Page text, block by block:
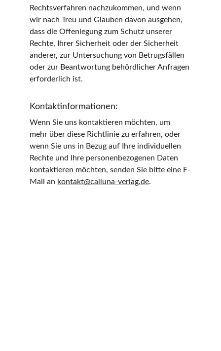
Rechtsverfahren nachzukommen, und wenn
wir nach Treu und Glauben davon ausgehen,
dass die Offenlegung zum Schutz unserer
Rechte, Ihrer Sicherheit oder der Sicherheit
anderer, zur Untersuchung von Betrugsfällen
oder zur Beantwortung behördlicher Anfragen
erforderlich ist.
Kontaktinformationen:
Wenn Sie uns kontaktieren möchten, um
mehr über diese Richtlinie zu erfahren, oder
wenn Sie uns in Bezug auf Ihre individuellen
Rechte und Ihre personenbezogenen Daten
kontaktieren möchten, senden Sie bitte eine E-
Mail an kontakt@calluna-verlag.de.